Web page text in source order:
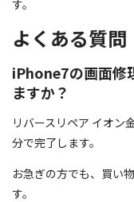
す。
よくある質問
iPhone7の画面修
ますか？
リバースリペア イオ
分で完了します。
お急ぎの方でも、買い
す。